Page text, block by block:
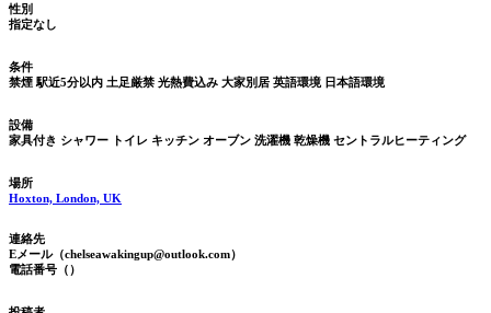
性別
指定なし
条件
禁煙 駅近5分以内 土足厳禁 光熱費込み 大家別居 英語環境 日本語環境
設備
家具付き シャワー トイレ キッチン オーブン 洗濯機 乾燥機 セントラルヒーティング
場所
Hoxton, London, UK
連絡先
Eメール（chelseawakingup@outlook.com）
電話番号（）